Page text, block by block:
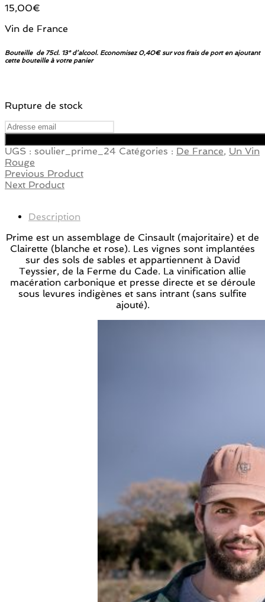
15,00€
Vin de France
Bouteille de 75cl. 13° d’alcool. Economisez 0,40€ sur vos frais de port en ajoutant
cette bouteille à votre panier
Rupture de stock
UGS : soulier_prime_24 Catégories : De France, Un Vin
Rouge
Previous Product
Next Product
Description
Prime est un assemblage de Cinsault (majoritaire) et de
Clairette (blanche et rose). Les vignes sont implantées
sur des sols de sables et appartiennent à David
Teyssier, de la Ferme du Cade. La vinification allie
macération carbonique et presse directe et se déroule
sous levures indigènes et sans intrant (sans sulfite
ajouté).